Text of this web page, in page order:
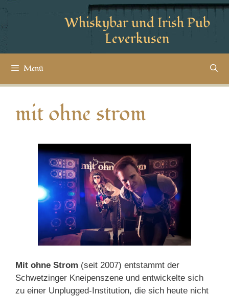
Whiskybar und Irish Pub
Leverkusen
Menü
mit ohne strom
Mit ohne Strom (seit 2007) entstammt der
Schwetzinger Kneipenszene und entwickelte sich
zu einer Unplugged-Institution, die sich heute nicht